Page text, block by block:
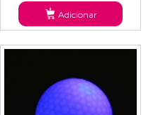
Adicionar